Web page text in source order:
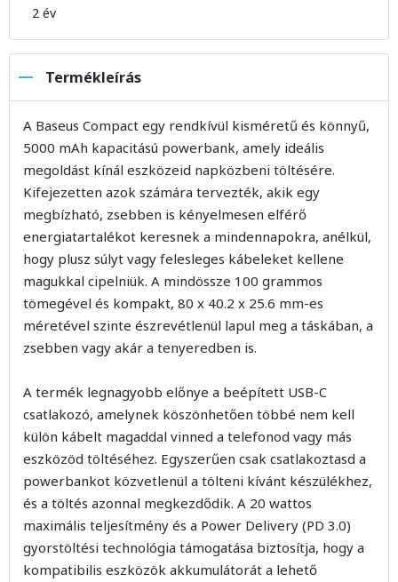
2 év
Termékleírás
A Baseus Compact egy rendkívül kisméretű és könnyű,
5000 mAh kapacitású powerbank, amely ideális
megoldást kínál eszközeid napközbeni töltésére.
Kifejezetten azok számára tervezték, akik egy
megbízható, zsebben is kényelmesen elférő
energiatartalékot keresnek a mindennapokra, anélkül,
hogy plusz súlyt vagy felesleges kábeleket kellene
magukkal cipelniük. A mindössze 100 grammos
tömegével és kompakt, 80 x 40.2 x 25.6 mm-es
méretével szinte észrevétlenül lapul meg a táskában, a
zsebben vagy akár a tenyeredben is.
A termék legnagyobb előnye a beépített USB-C
csatlakozó, amelynek köszönhetően többé nem kell
külön kábelt magaddal vinned a telefonod vagy más
eszközöd töltéséhez. Egyszerűen csak csatlakoztasd a
powerbankot közvetlenül a tölteni kívánt készülékhez,
és a töltés azonnal megkezdődik. A 20 wattos
maximális teljesítmény és a Power Delivery (PD 3.0)
gyorstöltési technológia támogatása biztosítja, hogy a
kompatibilis eszközök akkumulátorát a lehető